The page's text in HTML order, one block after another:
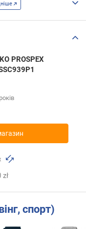
PROSPEX
zł
спорт)